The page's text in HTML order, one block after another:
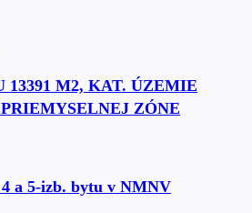
13391 M2, KAT. ÚZEMIE
ZÓNE
a 5-izb. bytu v NMNV